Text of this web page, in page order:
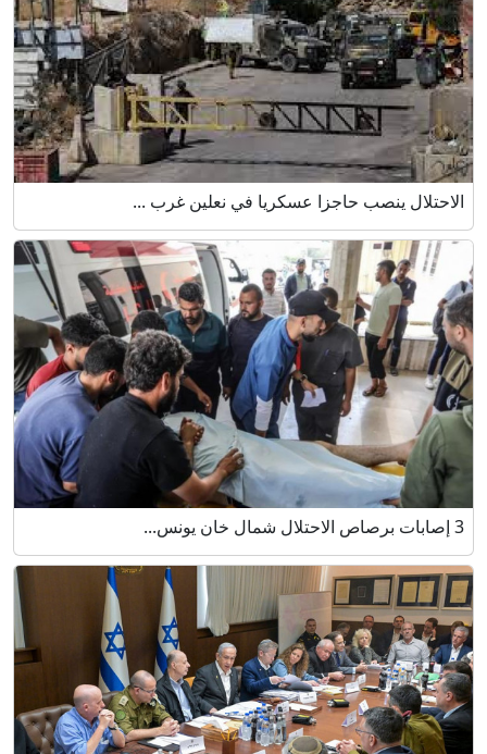
الاحتلال ينصب حاجزا عسكريا في نعلين غرب ...
3 إصابات برصاص الاحتلال شمال خان يونس...